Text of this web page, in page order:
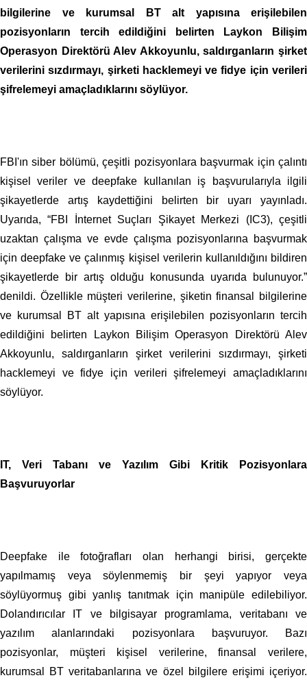
bilgilerine ve kurumsal BT alt yapısına erişilebilen
pozisyonların tercih edildiğini belirten Laykon Bilişim
Operasyon Direktörü Alev Akkoyunlu, saldırganların şirket
verilerini sızdırmayı, şirketi hacklemeyi ve fidye için verileri
şifrelemeyi amaçladıklarını söylüyor.
FBI'ın siber bölümü, çeşitli pozisyonlara başvurmak için çalıntı
kişisel veriler ve deepfake kullanılan iş başvurularıyla ilgili
şikayetlerde artış kaydettiğini belirten bir uyarı yayınladı.
Uyarıda, “FBI İnternet Suçları Şikayet Merkezi (IC3), çeşitli
uzaktan çalışma ve evde çalışma pozisyonlarına başvurmak
için deepfake ve çalınmış kişisel verilerin kullanıldığını bildiren
şikayetlerde bir artış olduğu konusunda uyarıda bulunuyor.”
denildi. Özellikle müşteri verilerine, şiketin finansal bilgilerine
ve kurumsal BT alt yapısına erişilebilen pozisyonların tercih
edildiğini belirten Laykon Bilişim Operasyon Direktörü Alev
Akkoyunlu, saldırganların şirket verilerini sızdırmayı, şirketi
hacklemeyi ve fidye için verileri şifrelemeyi amaçladıklarını
söylüyor.
IT, Veri Tabanı ve Yazılım Gibi Kritik Pozisyonlara
Başvuruyorlar
Deepfake ile fotoğrafları olan herhangi birisi, gerçekte
yapılmamış veya söylenmemiş bir şeyi yapıyor veya
söylüyormuş gibi yanlış tanıtmak için manipüle edilebiliyor.
Dolandırıcılar IT ve bilgisayar programlama, veritabanı ve
yazılım alanlarındaki pozisyonlara başvuruyor. Bazı
pozisyonlar, müşteri kişisel verilerine, finansal verilere,
kurumsal BT veritabanlarına ve özel bilgilere erişimi içeriyor.